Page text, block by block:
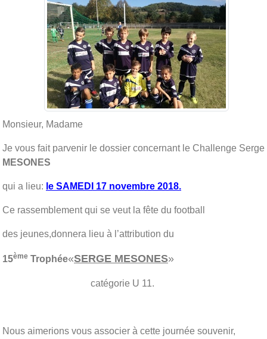
Monsieur, Madame
Je vous fait parvenir le dossier concernant le Challenge Serge
MESONES
qui a lieu: le SAMEDI 17 novembre 2018.
Ce rassemblement qui se veut la fête du football
des jeunes,donnera lieu à l’attribution du
15ème Trophée«SERGE MESONES»
catégorie U 11.
Nous aimerions vous associer à cette journée souvenir,